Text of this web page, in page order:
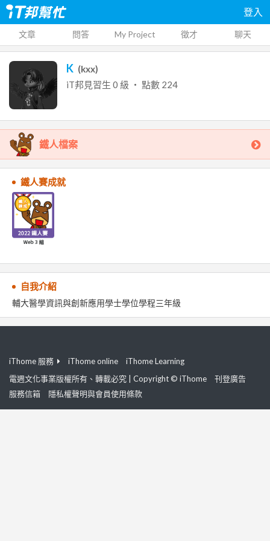
登入
文章 問答 My Project 徵才 聊天
K (kxx)
iT邦見習生 0 級 ‧ 點數 224
鐵人檔案
鐵人賽成就
自我介紹
輔大醫學資訊與創新應用學士學位學程三年級
iThome 服務 iThome online
iThome Learning
電週文化事業版權所有、轉載必究 | Copyright © iThome
刊登廣告
服務信箱
隱私權聲明與會員使用條款